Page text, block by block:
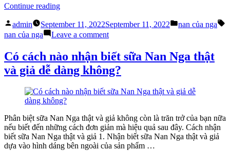
Continue reading“Sữa
của
Nga:
khuyên
khi
sử
dụng
sữa
công
thức”
Posted
by
admin September 11, 2022September 11, 2022
Posted
nan của nga
nan của nga
Leave a commenton
Nan
của
Nga:
Lời
khuyên
khi
dụng
sữa
công
thức
Có cách nào nhận biết sữa Nan Nga thật
và giả dễ dàng không?
Phân biệt sữa Nan Nga thật và giả không còn là trăn trở của bạn nữa
nếu biết đến những cách đơn giản mà hiệu quả sau đây. Cách nhận
biết sữa Nan Nga thật và giả 1. Nhận biết sữa Nan Nga thật và giả
dựa vào hình dáng bên ngoài của sản phẩm …